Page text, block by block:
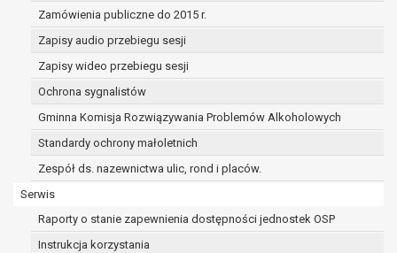
Zamówienia publiczne do 2015 r.
Zapisy audio przebiegu sesji
Zapisy wideo przebiegu sesji
Ochrona sygnalistów
Gminna Komisja Rozwiązywania Problemów Alkoholowych
Standardy ochrony małoletnich
Zespół ds. nazewnictwa ulic, rond i placów.
Serwis
Raporty o stanie zapewnienia dostępności jednostek OSP
Instrukcja korzystania
osoba, której dane dotyczą
kwestionuje prawidłowość danych
osobowych – na okres pozwalający
administratorowi sprawdzić
przetwarzanie danych jest niezgodne
z prawem, a osoba, której dane
dotyczą, sprzeciwia się usunięciu
danych, żądając w zamian ich
ograniczenia,
danych dla swoich celów, ale osoba,
której dane dotyczą, potrzebuje ich do